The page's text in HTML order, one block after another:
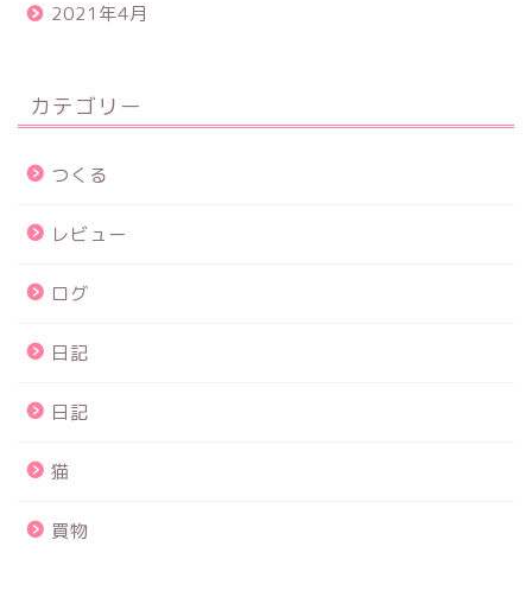
2021年4月
カテゴリー
つくる
レビュー
ログ
日記
日記
猫
買物